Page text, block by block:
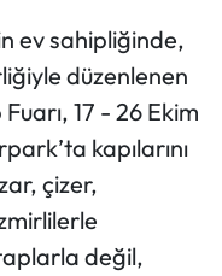
ev sahipliğinde,
düzenlenen
17 - 26 Ekim
kapılarını
çizer,
değil,